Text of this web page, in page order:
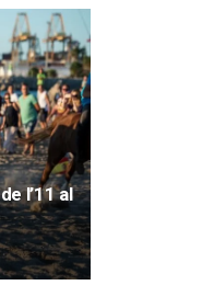
l’11 al